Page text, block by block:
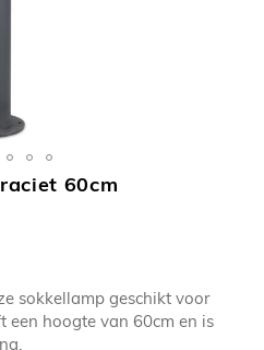
60cm
sokkellamp geschikt voor
een hoogte van 60cm en is